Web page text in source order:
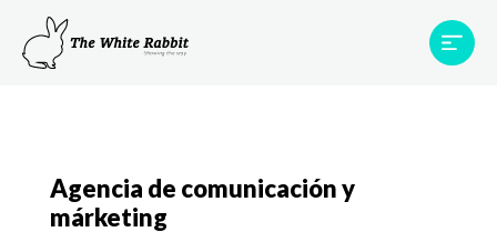
Proyectos
Testimonios
Agencia de comunicación y
márketing